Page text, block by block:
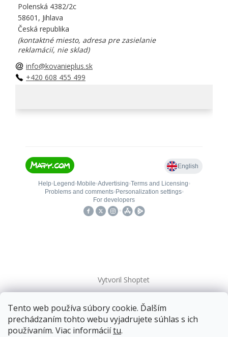
Tento web používa súbory cookie. Ďalším
prechádzaním tohto webu vyjadrujete súhlas s ich
používaním. Viac informáciítu.
Polenská 4382/2c
58601, Jihlava
Česká republika
(kontaktné miesto, adresa pre zasielanie
reklamácií, nie sklad)
info@kovanieplus.sk
+420 608 455 499
Vytvoril Shoptet
Copyright 2026kovanieplus. Všetky práva vyhradené.